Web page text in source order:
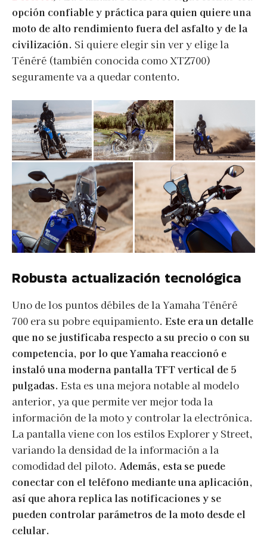
opción confiable y práctica para quien quiere una
moto de alto rendimiento fuera del asfalto y de la
civilización. Si quiere elegir sin ver y elige la
Ténéré (también conocida como XTZ700)
seguramente va a quedar contento.
Robusta actualización tecnológica
Uno de los puntos débiles de la Yamaha Ténéré
700 era su pobre equipamiento. Este era un detalle
que no se justificaba respecto a su precio o con su
competencia, por lo que Yamaha reaccionó e
instaló una moderna pantalla TFT vertical de 5
pulgadas. Esta es una mejora notable al modelo
anterior, ya que permite ver mejor toda la
información de la moto y controlar la electrónica.
La pantalla viene con los estilos Explorer y Street,
variando la densidad de la información a la
comodidad del piloto. Además, esta se puede
conectar con el teléfono mediante una aplicación,
así que ahora replica las notificaciones y se
pueden controlar parámetros de la moto desde el
celular.